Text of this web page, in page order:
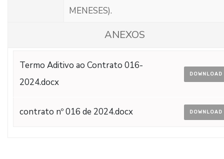
MENESES).
ANEXOS
Termo Aditivo ao Contrato 016-
2024.docx
DOWNLOAD
contrato nº 016 de 2024.docx DOWNLOAD